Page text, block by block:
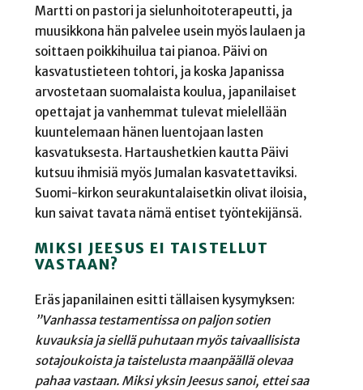
Martti on pastori ja sielunhoitoterapeutti, ja
muusikkona hän palvelee usein myös laulaen ja
soittaen poikkihuilua tai pianoa. Päivi on
kasvatustieteen tohtori, ja koska Japanissa
arvostetaan suomalaista koulua, japanilaiset
opettajat ja vanhemmat tulevat mielellään
kuuntelemaan hänen luentojaan lasten
kasvatuksesta. Hartaushetkien kautta Päivi
kutsuu ihmisiä myös Jumalan kasvatettaviksi.
Suomi-kirkon seurakuntalaisetkin olivat iloisia,
kun saivat tavata nämä entiset työntekijänsä.
MIKSI JEESUS EI TAISTELLUT
VASTAAN?
Eräs japanilainen esitti tällaisen kysymyksen:
”Vanhassa testamentissa on paljon sotien
kuvauksia ja siellä puhutaan myös taivaallisista
sotajoukoista ja taistelusta maanpäällä olevaa
pahaa vastaan. Miksi yksin Jeesus sanoi, ettei saa